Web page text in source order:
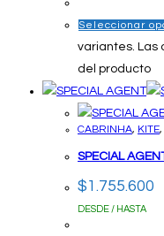
Seleccionar
variantes. Las
del producto
CABRINHA, KITE,
SPECIAL
$1.755.600
DESDE / HASTA